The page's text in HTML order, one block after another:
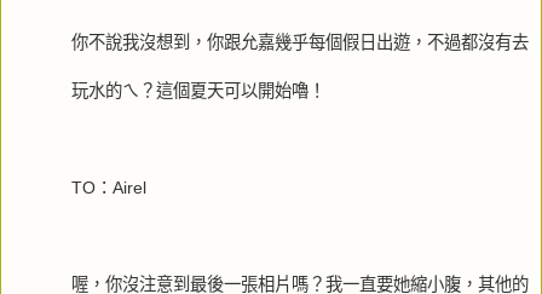
你不說我沒想到，你跟允嘉幾乎每個假日出遊，不過都沒有去
玩水的ㄟ？這個夏天可以開始嚕！
TO：Airel
喔，你沒注意到最後一張相片嗎？我一直要她縮小腹，其他的